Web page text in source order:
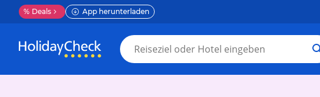
% Deals App herunterladen